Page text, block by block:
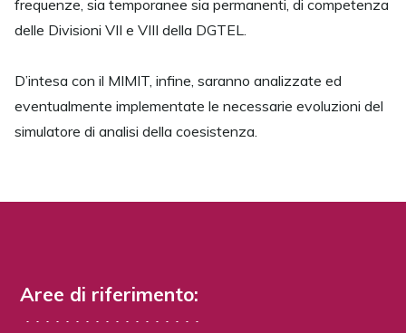
frequenze, sia temporanee sia permanenti, di competenza
delle Divisioni VII e VIII della DGTEL.
D’intesa con il MIMIT, infine, saranno analizzate ed
eventualmente implementate le necessarie evoluzioni del
simulatore di analisi della coesistenza.
Aree di riferimento: